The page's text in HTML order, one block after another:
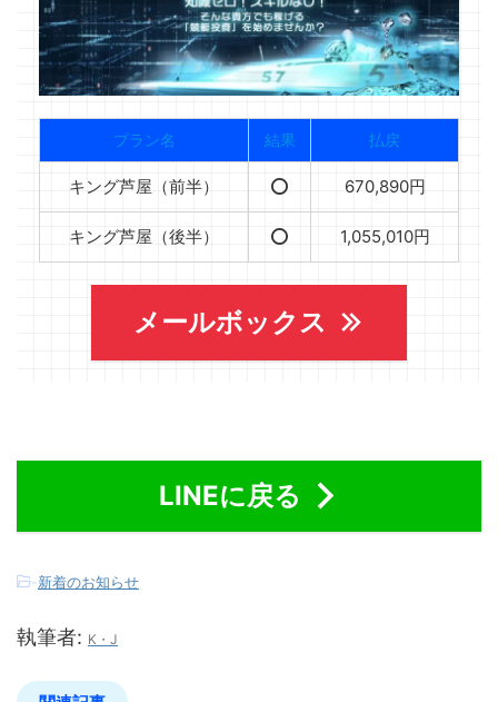
プラン名 結果 払戻
キング芦屋（前半） ⭕️ 670,890円
キング芦屋（後半） ⭕️ 1,055,010円
メールボックス
LINEに戻る
-新着のお知らせ
執筆者: K・J